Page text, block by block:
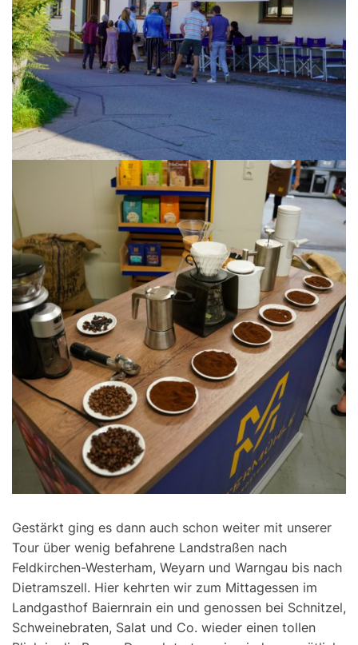
Gestärkt ging es dann auch schon weiter mit unserer
Tour über wenig befahrene Landstraßen nach
Feldkirchen-Westerham, Weyarn und Warngau bis nach
Dietramszell. Hier kehrten wir zum Mittagessen im
Landgasthof Baiernrain ein und genossen bei Schnitzel,
Schweinebraten, Salat und Co. wieder einen tollen